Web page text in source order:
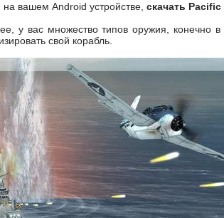
вашем Android устройстве, скачать Pacific
у вас множество типов оружия, конечно
свой корабль.